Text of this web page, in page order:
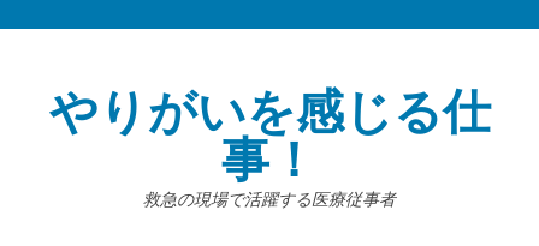
やりがいを感じる仕
事！
救急の現場で活躍する医療従事者